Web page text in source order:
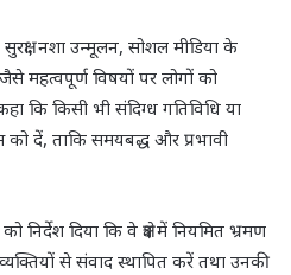
नशा उन्मूलन, सोशल मीडिया के
महत्वपूर्ण विषयों पर लोगों को
कि किसी भी संदिग्ध गतिविधि या
को दें, ताकि समयबद्ध और प्रभावी
निर्देश दिया कि वे क्षेत्र में नियमित भ्रमण
से संवाद स्थापित करें तथा उनकी